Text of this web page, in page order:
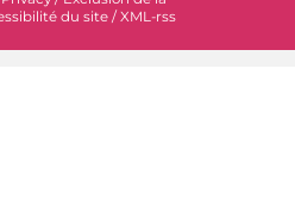
du site /XML-rss